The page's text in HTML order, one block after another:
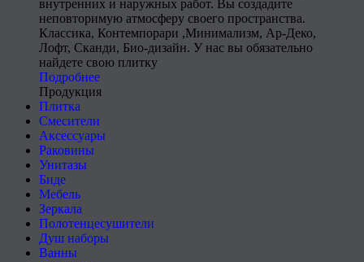
внутренних и наружных работ. Вы создадите
неповторимую атмосферу своего пространства.
Классика, Контемпорари ,Минимализм, Ар-Деко,
Лофт, Сканди, Био-дизайн. У нас вы обязательно
найдете свою плитку
Подробнее
Продукция
Плитка
Смесители
Аксессуары
Раковины
Унитазы
Биде
Мебель
Зеркала
Полотенцесушители
Душ наборы
Ванны